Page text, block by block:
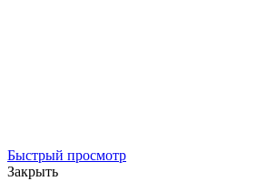
Быстрый просмотр
Закрыть